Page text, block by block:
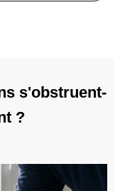
s'obstruent-
?